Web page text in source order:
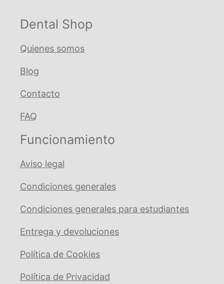
Dental Shop
Quienes somos
Blog
Contacto
FAQ
Funcionamiento
Aviso legal
Condiciones generales
Condiciones generales para estudiantes
Entrega y devoluciones
Política de Cookies
Política de Privacidad